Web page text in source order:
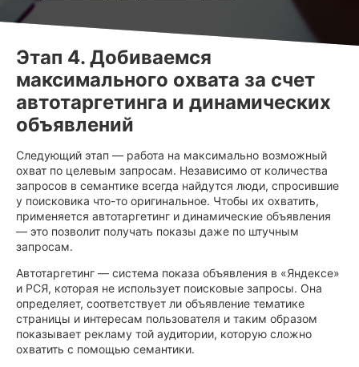
Этап 4. Добиваемся
максимального охвата за счет
автотаргетинга и динамических
объявлений
Следующий этап — работа на максимально возможный
охват по целевым запросам. Независимо от количества
запросов в семантике всегда найдутся люди, спросившие
у поисковика что-то оригинальное. Чтобы их охватить,
применяется автотаргетинг и динамические объявления
— это позволит получать показы даже по штучным
запросам.
Автотаргетинг — система показа объявления в «Яндексе»
и РСЯ, которая не использует поисковые запросы. Она
определяет, соответствует ли объявление тематике
страницы и интересам пользователя и таким образом
показывает рекламу той аудитории, которую сложно
охватить с помощью семантики.